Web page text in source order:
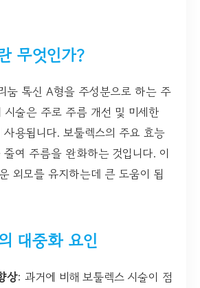
무엇인가?
눔 톡신 A형을 주성분으로 하는 주
시술은 주로 주름 개선 및 미세한
용됩니다. 보툴렉스의 주요 효능
여 주름을 완화하는 것입니다. 이
외모를 유지하는데 큰 도움이 됩
대중화 요인
상: 과거에 비해 보툴렉스 시술이 점